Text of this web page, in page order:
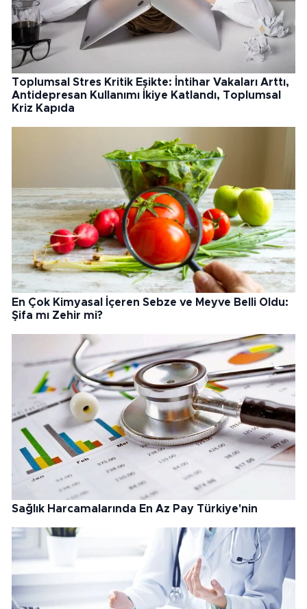
Toplumsal Stres Kritik Eşikte: İntihar Vakaları Arttı,
Antidepresan Kullanımı İkiye Katlandı, Toplumsal
Kriz Kapıda
En Çok Kimyasal İçeren Sebze ve Meyve Belli Oldu:
Şifa mı Zehir mi?
Sağlık Harcamalarında En Az Pay Türkiye'nin